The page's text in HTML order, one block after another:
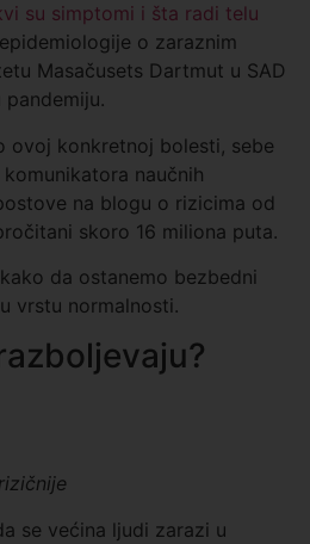
su simptomi i šta radi telu
o zaraznim
Masačusets Dartmut u SAD
ovoj konkretnoj bolesti, sebe
naučnih
na blogu o rizicima od
skoro 16 miliona puta.
da ostanemo bezbedni
vrstu normalnosti.
se većina ljudi zarazi u